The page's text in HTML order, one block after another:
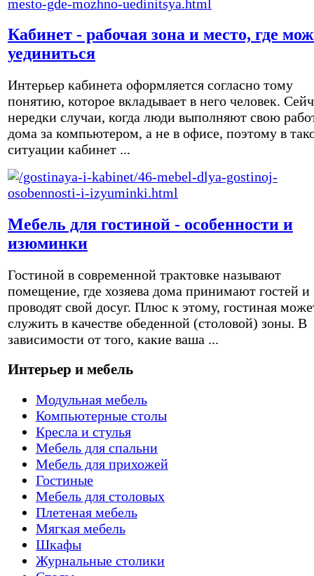
Кабинет - рабочая зона и место, где
уединиться
Интерьер кабинета оформляется согласно тому
понятию, которое вкладывает в него человек.
нередки случаи, когда люди выполняют свою
дома за компьютером, а не в офисе, поэтому в
ситуации кабинет ...
Мебель для гостиной - особенности и
изюминки
Гостиной в современной трактовке называют
помещение, где хозяева дома принимают гостей и
проводят свой досуг. Плюс к этому, гостиная
служить в качестве обеденной (столовой) зоны. В
зависимости от того, какие ваша ...
Интерьер и мебель
Модульная мебель
Компьютерные столы
Кресла и стулья
Мебель для спальни
Мебель для прихожей
Гостиные
Мебель для столовых
Плетеная мебель
Мягкая мебель
Шкафы
Журнальные столики